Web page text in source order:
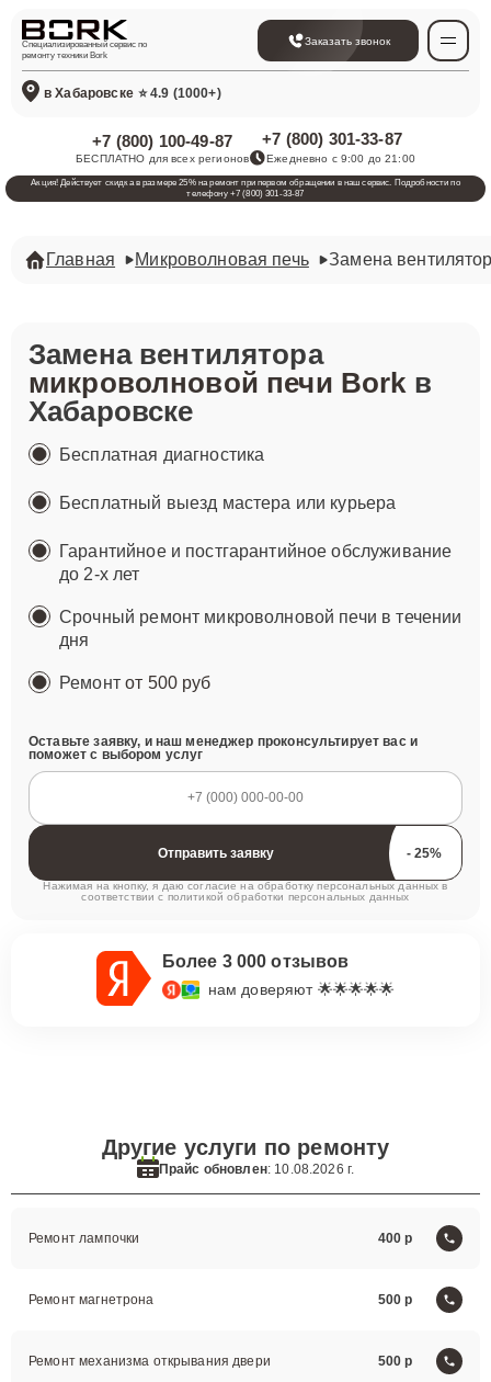
Специализированный сервис по
ремонту техники Bork
Заказать звонок
в Хабаровске ⭐ 4.9 (1000+)
+7 (800) 100-49-87
БЕСПЛАТНО для всех регионов
+7 (800) 301-33-87
Ежедневно с 9:00 до 21:00
Акция! Действует скидка в размере 25% на ремонт при первом обращении в наш сервис. Подробности по
телефону +7 (800) 301-33-87
Главная Микроволновая печь Замена
Замена вентилятора
микроволновой печи Borkв
Хабаровске
Бесплатная диагностика
Бесплатный выезд мастера или курьера
Гарантийное и постгарантийное обслуживание
до 2-х лет
Срочный ремонт микроволновой печи в течении
дня
Ремонтот 500 руб
Оставьте заявку, и наш менеджер проконсультирует вас и
поможет с выбором услуг
Отправить заявку
Нажимая на кнопку, я даю согласие на обработку персональных данных в
соответствии с политикой обработки персональных данных
Более 3 000 отзывов
нам доверяют 🌟🌟🌟🌟🌟
Другие услуги по ремонту
Прайс обновлен: 10.08.2026 г.
Ремонт лампочки 400
Ремонт магнетрона 500
Ремонт механизма открывания двери 500